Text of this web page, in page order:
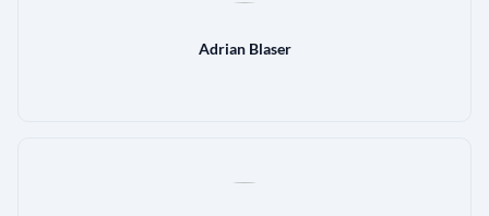
Adrian Blaser